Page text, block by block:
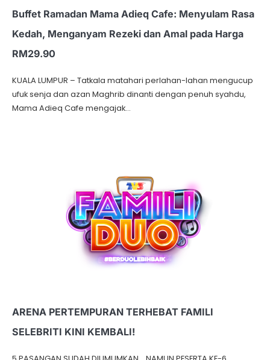
Buffet Ramadan Mama Adieq Cafe: Menyulam Rasa
Kedah, Menganyam Rezeki dan Amal pada Harga
RM29.90
KUALA LUMPUR – Tatkala matahari perlahan-lahan mengucup
ufuk senja dan azan Maghrib dinanti dengan penuh syahdu,
Mama Adieq Cafe mengajak…
ARENA PERTEMPURAN TERHEBAT FAMILI
SELEBRITI KINI KEMBALI!